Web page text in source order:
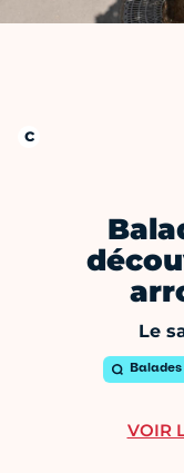
Le
VOIR